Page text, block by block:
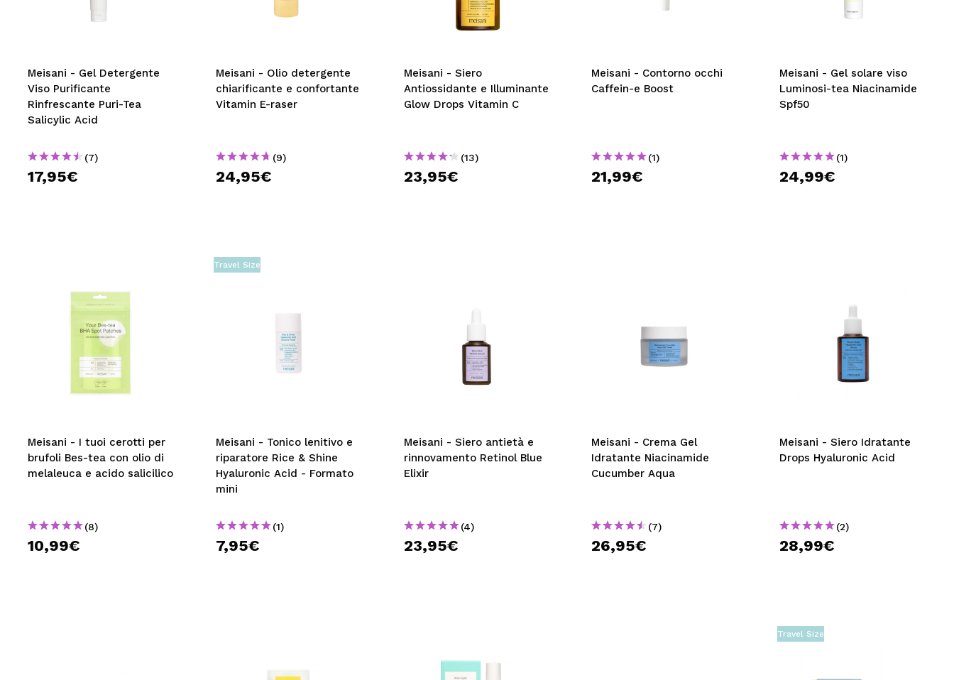
MAQUIFARMA
TRAVEL SIZE
NATURE
SPECIALE
OUTLET
Meisani - Gel Detergente
Viso Purificante
Rinfrescante Puri-Tea
Salicylic Acid
(7)
17,95€
Meisani - Olio detergente
chiarificante e confortante
Vitamin E-raser
(9)
24,95€
Meisani - Siero
Antiossidante e Illuminante
Glow Drops Vitamin C
(13)
23,95€
Meisani - Contorno occhi
Caffein-e Boost
(1)
21,99€
Meisani - Gel solare viso
Luminosi-tea Niacinamide
Spf50
(1)
24,99€
Meisani - I tuoi cerotti per
brufoli Bes-tea con olio di
melaleuca e acido salicilico
(8)
10,99€
Travel Size
Meisani - Tonico lenitivo e
riparatore Rice & Shine
Hyaluronic Acid - Formato
mini
(1)
7,95€
Meisani - Siero antietà e
rinnovamento Retinol Blue
Elixir
(4)
23,95€
Meisani - Crema Gel
Idratante Niacinamide
Cucumber Aqua
(7)
26,95€
Meisani - Siero Idratante
Drops Hyaluronic Acid
(2)
28,99€
Travel Size